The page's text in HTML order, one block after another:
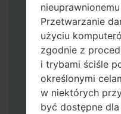
Przetwarzanie
użyciu
zgodnie z
i trybami ściśle
określonymi
w niektórych
być dostępne